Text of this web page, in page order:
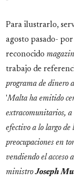
Para ilustrarlo,
agosto pasado- por
reconocido
trabajo de
programa de dinero
'Malta ha emitido
extracomunitarios, a
efectivo a lo largo de
preocupaciones en
vendiendo el acceso
ministroJoseph